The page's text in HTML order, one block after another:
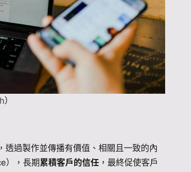
）
過製作並傳播有價值、相關且一致的內
），長期累積客戶的信任 ，最終促使客戶